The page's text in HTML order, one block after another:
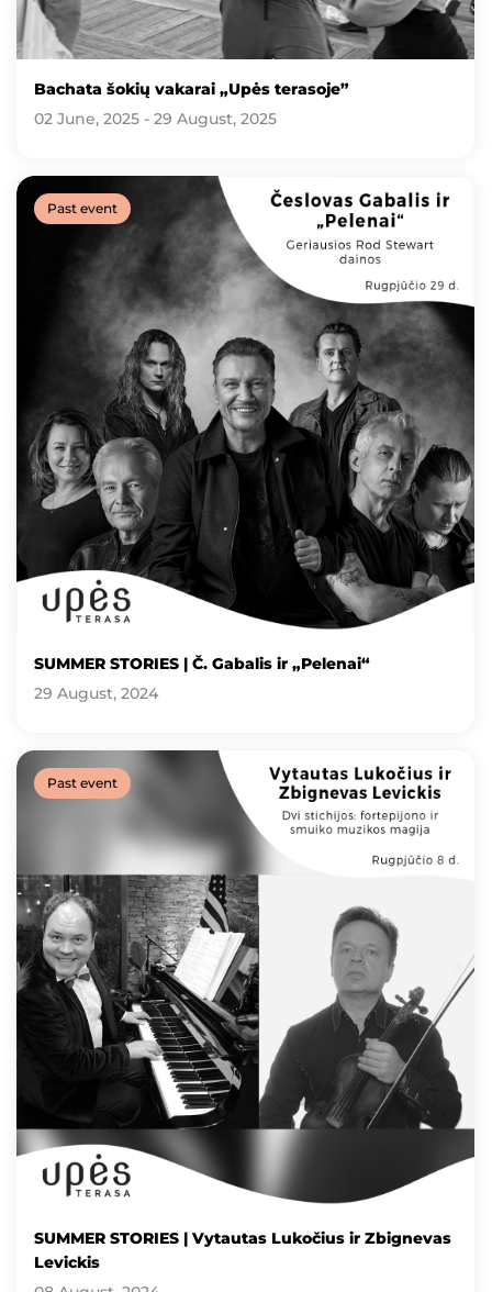
Bachata šokių vakarai „Upės terasoje”
02 June, 2025 - 29 August, 2025
Past event
SUMMER STORIES | Č. Gabalis ir „Pelenai“
29 August, 2024
Past event
SUMMER STORIES | Vytautas Lukočius ir Zbignevas
Levickis